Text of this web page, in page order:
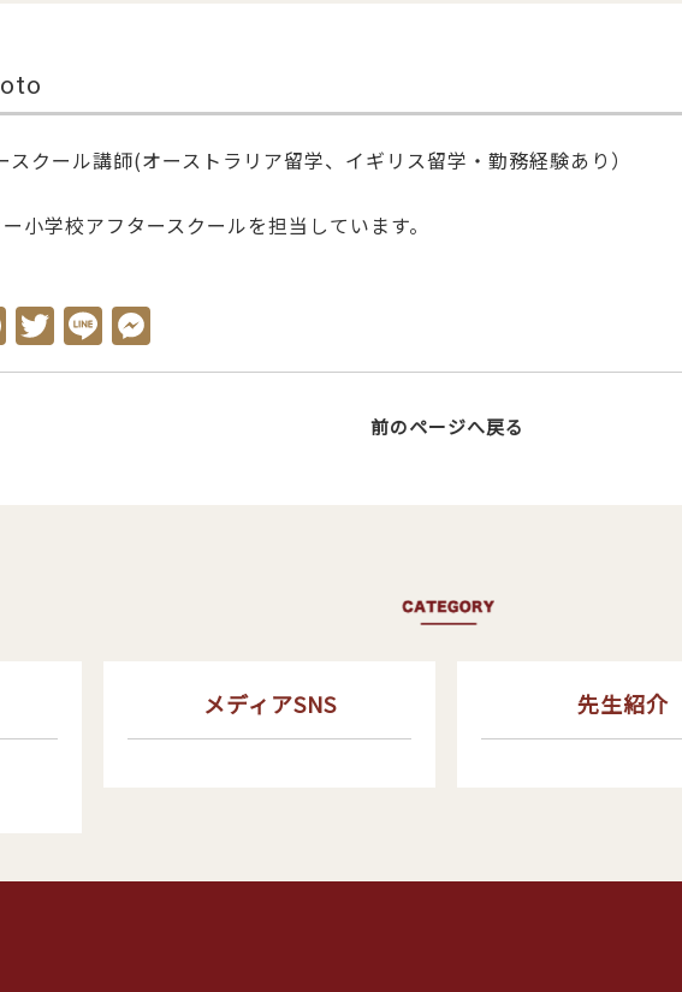
クール講師(オーストラリア留学、イギリス留学・勤務経験あり）
小学校アフタースクールを担当しています。
Facebook
Twitter
Line
前のページへ戻る
メディアSNS 先生紹介